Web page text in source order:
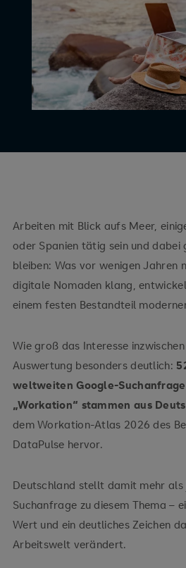
Arbeiten mit Blick aufs Meer,
oder Spanien tätig sein und dabei
bleiben: Was vor wenigen Jahren
digitale Nomaden klang,
einem festen Bestandteil
Wie groß das Interesse
Auswertung besonders deutlich:
weltweiten Google-
„Workation“ stammen aus
dem Workation-Atlas 2026 des
DataPulse hervor.
Deutschland stellt damit mehr
Suchanfrage zu diesem Thema –
Wert und ein deutliches Zeichen
Arbeitswelt verändert.